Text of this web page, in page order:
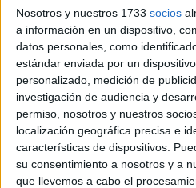
Nosotros y nuestros 1733 socios
a información en un dispositivo,
datos personales, como
estándar enviada por un
personalizado, medición de
investigación de audiencia y
permiso, nosotros y nuestros
localización geográfica precisa e
características de dispositivos.
su consentimiento a nosotros y a
que llevemos a cabo el
Los triunfos en el agua
Ceuta. En todos los distintos
competencias puedes
marcas en piscinas olímpicas o
abiertas.
Ahora ha sido el caso de un
autónoma. Una ‘sardina viva’
Jaime López Galán, ha